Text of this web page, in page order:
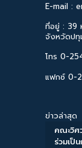
E-mail :
ที่อยู่ : 39
จังหวัดปทุ
โทร 0-
แฟกซ์ 0-
ข่าวล่าสุด
คณะวิศ
ร่วมเป็